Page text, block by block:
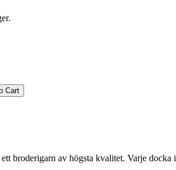
Cart
broderigarn av högsta kvalitet. Varje